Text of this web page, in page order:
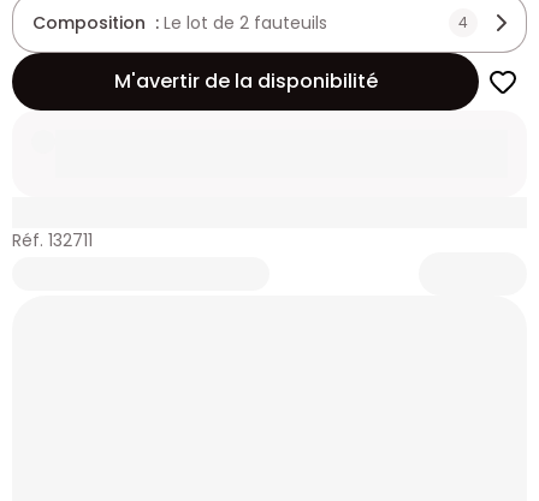
Composition : Le lot de 2 fauteuils 4
M'avertir de la disponibilité
Réf. 132711